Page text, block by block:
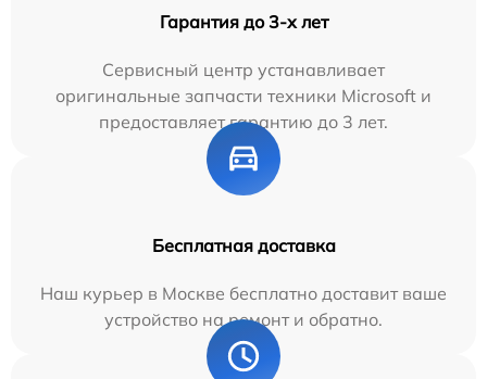
Гарантия до 3-х лет
Сервисный центр устанавливает
оригинальные запчасти техники Microsoft и
предоставляет гарантию до 3 лет.
Бесплатная доставка
Наш курьер в Москве бесплатно доставит ваше
устройство на ремонт и обратно.